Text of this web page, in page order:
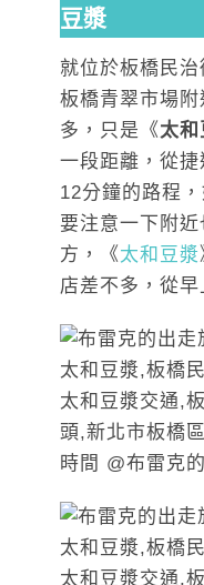
豆漿
就位於板橋民治
板橋青翠市場
多，只是《太和
一段距離，從
12分鐘的路程
要注意一下附
方，《太和豆漿
店差不多，從早